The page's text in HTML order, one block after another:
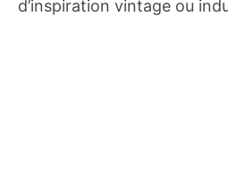
d’inspiration vintage ou